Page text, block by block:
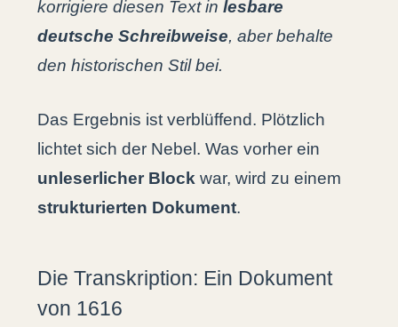
korrigiere diesen Text in lesbare
deutsche Schreibweise, aber behalte
den historischen Stil bei.
Das Ergebnis ist verblüffend. Plötzlich
lichtet sich der Nebel. Was vorher ein
unleserlicher Block war, wird zu einem
strukturierten Dokument.
Die Transkription: Ein Dokument
von 1616